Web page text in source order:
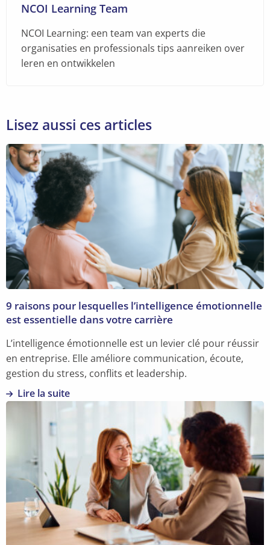
NCOI Learning Team
NCOI Learning: een team van experts die
organisaties en professionals tips aanreiken over
leren en ontwikkelen
Lisez aussi ces articles
9 raisons pour lesquelles l’intelligence émotionnelle
est essentielle dans votre carrière
L’intelligence émotionnelle est un levier clé pour réussir
en entreprise. Elle améliore communication, écoute,
gestion du stress, conflits et leadership.
Lire la suite
raisons
pour
lesquelles
l’intelligence
émotionnelle